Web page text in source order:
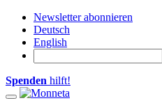
Newsletter abonnieren
Deutsch
English
Spenden hilft!
Toggle navigation